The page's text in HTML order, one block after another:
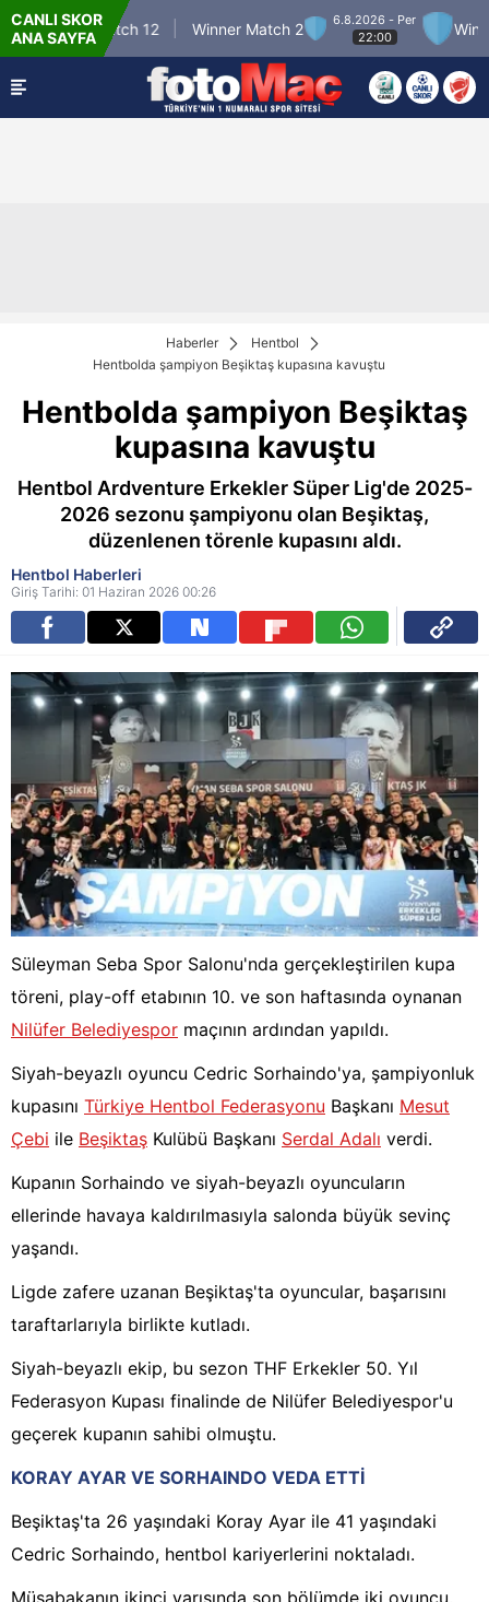
CANLI SKOR
ANA SAYFA
Winner Match 12 Winner Match 2
6.8.2026 - Per
22:00
Winner
Haberler
Hentbol
Hentbolda şampiyon Beşiktaş kupasına kavuştu
Hentbolda şampiyon Beşiktaş
kupasına kavuştu
Hentbol Ardventure Erkekler Süper Lig'de 2025-
2026 sezonu şampiyonu olan Beşiktaş,
düzenlenen törenle kupasını aldı.
Hentbol Haberleri
Giriş Tarihi: 01 Haziran 2026 00:26
Süleyman Seba Spor Salonu'nda gerçekleştirilen kupa
töreni, play-off etabının 10. ve son haftasında oynanan
Nilüfer Belediyespor maçının ardından yapıldı.
Siyah-beyazlı oyuncu Cedric Sorhaindo'ya, şampiyonluk
kupasını Türkiye Hentbol Federasyonu Başkanı Mesut
Çebi ile Beşiktaş Kulübü Başkanı Serdal Adalı verdi.
Kupanın Sorhaindo ve siyah-beyazlı oyuncuların
ellerinde havaya kaldırılmasıyla salonda büyük sevinç
yaşandı.
Ligde zafere uzanan Beşiktaş'ta oyuncular, başarısını
taraftarlarıyla birlikte kutladı.
Siyah-beyazlı ekip, bu sezon THF Erkekler 50. Yıl
Federasyon Kupası finalinde de Nilüfer Belediyespor'u
geçerek kupanın sahibi olmuştu.
KORAY AYAR VE SORHAINDO VEDA ETTİ
Beşiktaş'ta 26 yaşındaki Koray Ayar ile 41 yaşındaki
Cedric Sorhaindo, hentbol kariyerlerini noktaladı.